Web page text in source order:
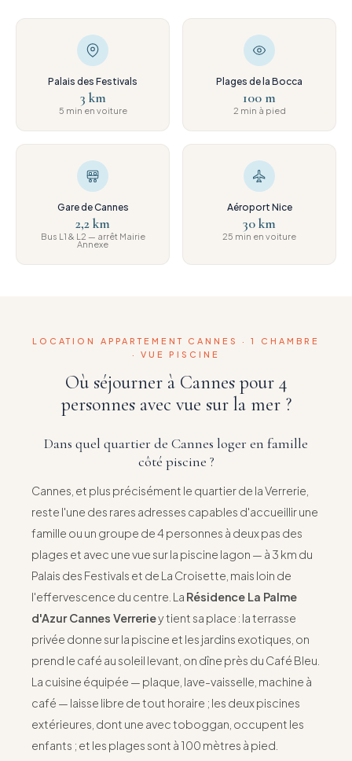
Palais des Festivals
3 km
5 min en voiture
Plages de la Bocca
100 m
2 min à pied
Gare de Cannes
2,2 km
Bus L1 & L2 — arrêt Mairie
Annexe
Aéroport Nice
30 km
25 min en voiture
LOCATION APPARTEMENT CANNES · 1 CHAMBRE
· VUE PISCINE
Où séjourner à Cannes pour 4
personnes avec vue sur la mer ?
Dans quel quartier de Cannes loger en famille
côté piscine ?
Cannes, et plus précisément le quartier de la Verrerie,
reste l'une des rares adresses capables d'accueillir une
famille ou un groupe de 4 personnes à deux pas des
plages et avec une vue sur la piscine lagon — à 3 km du
Palais des Festivals et de La Croisette, mais loin de
l'effervescence du centre. La Résidence La Palme
d'Azur Cannes Verreriey tient sa place : la terrasse
privée donne sur la piscine et les jardins exotiques, on
prend le café au soleil levant, on dîne près du Café Bleu.
La cuisine équipée — plaque, lave-vaisselle, machine à
café — laisse libre de tout horaire ; les deux piscines
extérieures, dont une avec toboggan, occupent les
enfants ; et les plages sont à 100 mètres à pied.